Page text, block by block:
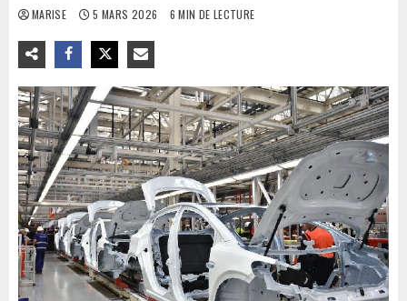
MARISE 5 MARS 2026 6 MIN DE LECTURE